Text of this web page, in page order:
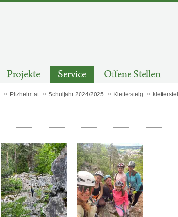
Projekte Service Offene Stellen
Pitzheim.at Schuljahr 2024/2025 Klettersteig